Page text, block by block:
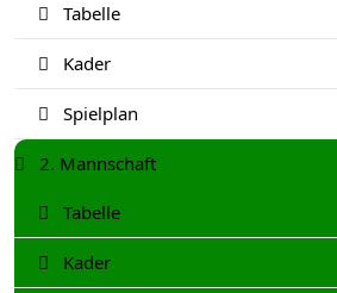
Tabelle
Kader
Spielplan
2. Mannschaft
Tabelle
Kader